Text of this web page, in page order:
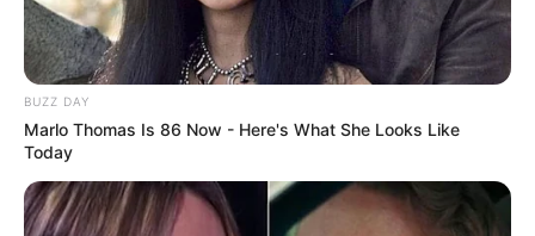
BUZZ DAY
Marlo Thomas Is 86 Now - Here's What She Looks Like
Today